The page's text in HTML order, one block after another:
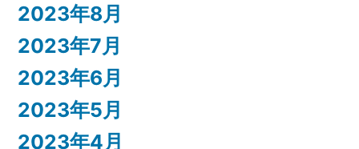
2023年8月
2023年7月
2023年6月
2023年5月
2023年4月